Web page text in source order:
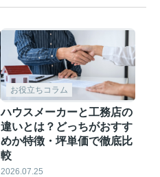
お役立ちコラム
ハウスメーカーと工務店の
違いとは？どっちがおすす
めか特徴・坪単価で徹底比
較
2026.07.25